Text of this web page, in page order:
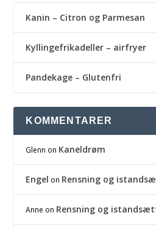
Kanin – Citron og Parmesan
Kyllingefrikadeller – airfryer
Pandekage – Glutenfri
KOMMENTARER
Glenn on Kaneldrøm
Engel on Rensning og
Anne on Rensning og